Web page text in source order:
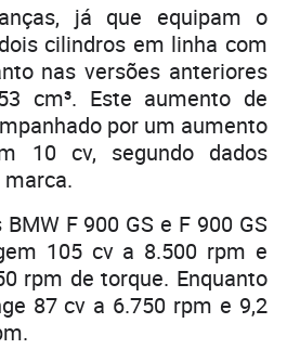
já que equipam o
cilindros em linha com
nas versões anteriores
cm³. Este aumento de
por um aumento
10 cv, segundo dados
F 900 GS e F 900 GS
105 cv a 8.500 rpm e
rpm de torque. Enquanto
87 cv a 6.750 rpm e 9,2